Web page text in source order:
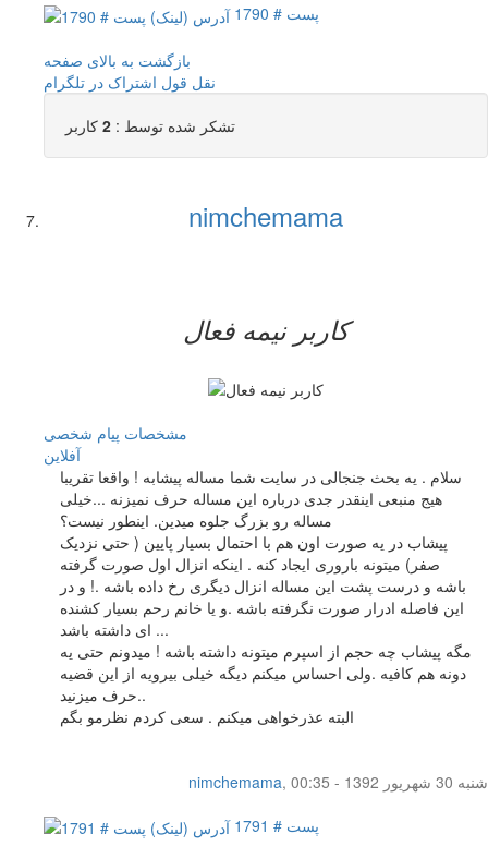
پست # 1790
بازگشت به بالای صفحه
نقل قول اشتراک در تلگرام
تشکر شده توسط : 2 کاربر
nimchemama
کاربر نيمه فعال
مشخصات پیام شخصی
آفلاين
سلام . یه بحث جنجالی در سایت شما مساله پیشابه ! واقعا تقریبا
هیج منبعی اینقدر جدی درباره این مساله حرف نمیزنه ...خیلی
مساله رو بزرگ جلوه میدین. اینطور نیست؟
پیشاب در یه صورت اون هم با احتمال بسیار پایین ( حتی نزدیک
صفر) میتونه باروری ایجاد کنه . اینکه انزال اول صورت گرفته
باشه و درست پشت این مساله انزال دیگری رخ داده باشه .! و در
این فاصله ادرار صورت نگرفته باشه .و یا خانم رحم بسیار کشنده
ای داشته باشد ...
مگه پیشاب چه حجم از اسپرم میتونه داشته باشه ! میدونم حتی یه
دونه هم کافیه .ولی احساس میکنم دیگه خیلی بیرویه از این قضیه
حرف میزنید..
البته عذرخواهی میکنم . سعی کردم نظرمو بگم
nimchemama,
شنبه 30 شهریور 1392 - 00:35
پست # 1791